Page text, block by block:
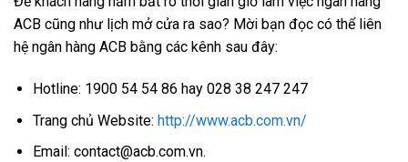
ACB cũng như lịch mở cửa ra sao? Mời bạn đọc có thể liên
hệ ngân hàng ACB bằng các kênh sau đây:
Hotline: 1900 54 54 86 hay 028 38 247 247
Trang chủ Website: http://www.acb.com.vn/
Email: contact@acb.com.vn.